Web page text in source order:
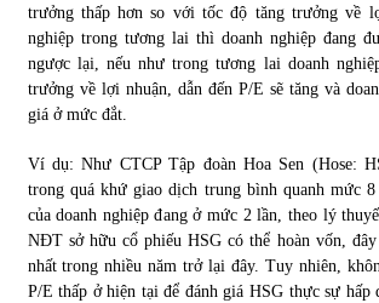
trưởng thấp hơn so với tốc độ tăng trưởng về
nghiệp trong tương lai thì doanh nghiệp đang
ngược lại, nếu như trong tương lai doanh
trưởng về lợi nhuận, dẫn đến P/E sẽ tăng và
giá ở mức đắt.
Ví dụ: Như CTCP Tập đoàn Hoa Sen (Hose:
trong quá khứ giao dịch trung bình quanh mức
của doanh nghiệp đang ở mức 2 lần, theo lý
NĐT sở hữu cổ phiếu HSG có thể hoàn vốn,
nhất trong nhiều năm trở lại đây. Tuy nhiên,
P/E thấp ở hiện tại để đánh giá HSG thực sự hấp